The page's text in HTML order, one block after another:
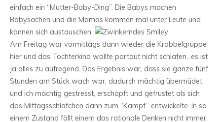
einfach ein “Mutter-Baby-Ding”. Die Babys machen
Babysachen und die Mamas kommen mal unter Leute und
können sich austauschen.
Am Freitag war vormittags dann wieder die Krabbelgruppe
hier und das Tochterkind wollte partout nicht schlafen…es ist
ja alles zu aufregend. Das Ergebnis war, dass sie ganze fünf
Stunden am Stück wach war, dadurch mächtig übermüdet
und ich mächtig gestresst, erschöpft und gefrustet als sich
das Mittagsschläfchen dann zum “Kampf” entwickelte. In so
einem Zustand fällt einem das rationale Denken nicht immer